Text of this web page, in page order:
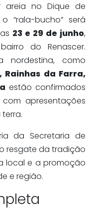
areia no Dique de
“rala-bucho” será
23 e 29 de junho,
do Renascer.
nordestina, como
Rainhas da Farra,
estão confirmados
apresentações
da Secretaria de
resgate da tradição
local e a promoção
e região.